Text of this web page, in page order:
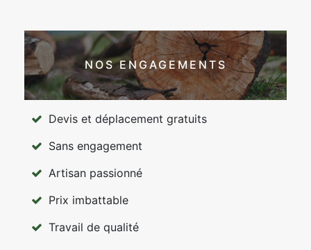
NOS ENGAGEMENTS
Devis et déplacement gratuits
Sans engagement
Artisan passionné
Prix imbattable
Travail de qualité